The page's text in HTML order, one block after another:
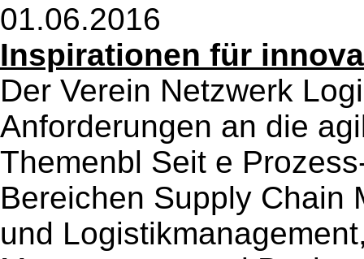
01.06.2016
Inspirationen für
Der Verein Netzwerk
Anforderungen an die
Themenbl Seit e
Bereichen Supply Chain
und